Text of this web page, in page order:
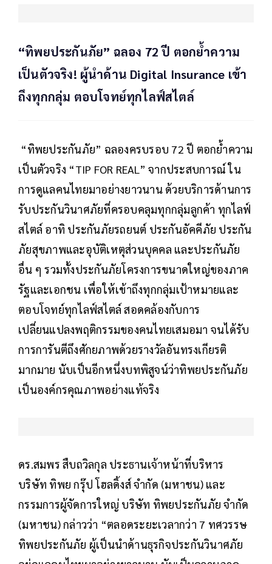
“ทิพยประกันภัย” ฉลอง 72 ปี ตอกย้ำความ
เป็นตัวจริง! ผู้นำด้าน Digital Insurance เข้า
ถึงทุกกลุ่ม ตอบโจทย์ทุกไลฟ์สไตล์
“ทิพยประกันภัย” ฉลองครบรอบ 72 ปี ตอกย้ำความ
เป็นตัวจริง “TIP FOR REAL” จากประสบการณ์ ใน
การดูแลคนไทยมาอย่างยาวนาน ด้วยบริการด้านการ
รับประกันวินาศภัยที่ครอบคลุมทุกกลุ่มลูกค้า ทุกไลฟ์
สไตล์ อาทิ ประกันภัยรถยนต์ ประกันอัคคีภัย ประกัน
ภัยสุขภาพและอุบัติเหตุส่วนบุคคล และประกันภัย
อื่น ๆ รวมทั้งประกันภัยโครงการขนาดใหญ่ของภาค
รัฐและเอกชน เพื่อให้เข้าถึงทุกกลุ่มเป้าหมายและ
ตอบโจทย์ทุกไลฟ์สไตล์ สอดคล้องกับการ
เปลี่ยนแปลงพฤติกรรมของคนไทยเสมอมา จนได้รับ
การการันตีถึงศักยภาพด้วยรางวัลอันทรงเกียรติ
มากมาย นับเป็นอีกหนึ่งบทพิสูจน์ว่าทิพยประกันภัย
เป็นองค์กรคุณภาพอย่างแท้จริง
ดร.สมพร สืบถวิลกุล ประธานเจ้าหน้าที่บริหาร
บริษัท ทิพย กรุ๊ป โฮลดิ้งส์ จำกัด (มหาชน) และ
กรรมการผู้จัดการใหญ่ บริษัท ทิพยประกันภัย จำกัด
(มหาชน) กล่าวว่า “ตลอดระยะเวลากว่า 7 ทศวรรษ
ทิพยประกันภัย ผู้เป็นนำด้านธุรกิจประกันวินาศภัย